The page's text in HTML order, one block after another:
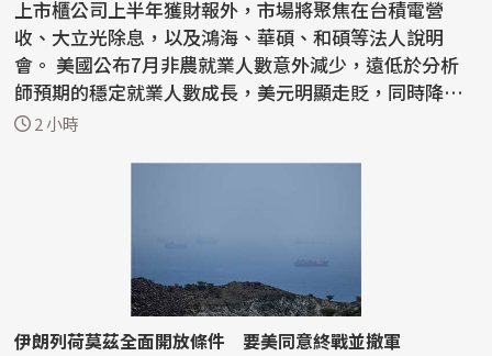
上市櫃公司上半年獲財報外，市場將聚焦在台積電營
收、大立光除息，以及鴻海、華碩、和碩等法人說明
會。 美國公布7月非農就業人數意外減少，遠低於分析
師預期的穩定就業人數成長，美元明顯走貶，同時降低
聯邦準備理事...
2 小時
伊朗列荷莫茲全面開放條件 要美同意終戰並撤軍